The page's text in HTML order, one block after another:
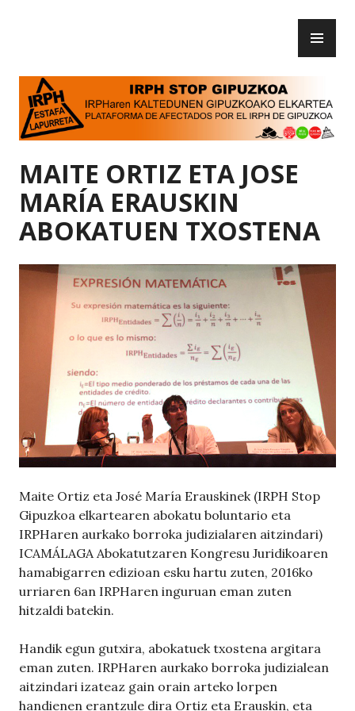
MAITE ORTIZ ETA JOSE
MARÍA ERAUSKIN
ABOKATUEN TXOSTENA
Maite Ortiz eta José María Erauskinek (IRPH Stop
Gipuzkoa elkartearen abokatu boluntario eta
IRPHaren aurkako borroka judizialaren aitzindari)
ICAMÁLAGA Abokatutzaren Kongresu Juridikoaren
hamabigarren edizioan esku hartu zuten, 2016ko
urriaren 6an IRPHaren inguruan eman zuten
hitzaldi batekin.
Handik egun gutxira, abokatuek txostena argitara
eman zuten. IRPHaren aurkako borroka judizialean
aitzindari izateaz gain orain arteko lorpen
handienen erantzule dira Ortiz eta Erauskin, eta